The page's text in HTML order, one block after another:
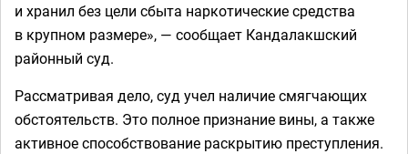
и хранил без цели сбыта наркотические средства
в крупном размере», — сообщает Кандалакшский
районный суд.
Рассматривая дело, суд учел наличие смягчающих
обстоятельств. Это полное признание вины, а также
активное способствование раскрытию преступления.